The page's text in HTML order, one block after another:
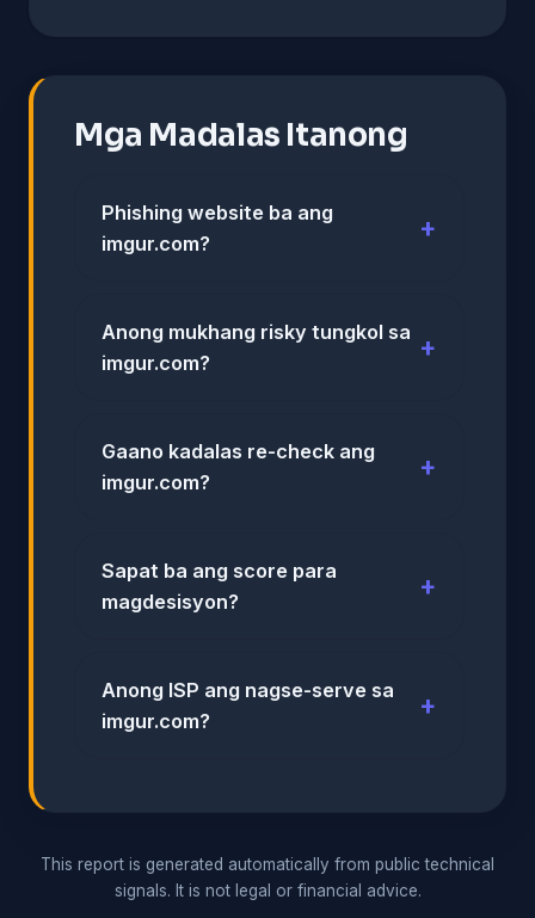
Mga Madalas Itanong
Phishing website ba ang
imgur.com?
Anong mukhang risky tungkol sa
imgur.com?
Gaano kadalas re-check ang
imgur.com?
Sapat ba ang score para
magdesisyon?
Anong ISP ang nagse-serve sa
imgur.com?
This report is generated automatically from public technical
signals. It is not legal or financial advice.